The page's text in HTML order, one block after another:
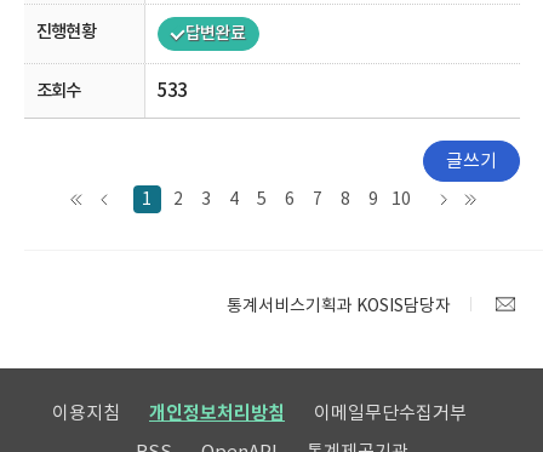
답변완료
533
글쓰기
1 2 3 4 5 6 7 8 9 10
통계서비스기획과 KOSIS담당자
이용지침 개인정보처리방침
이메일무단수집거부